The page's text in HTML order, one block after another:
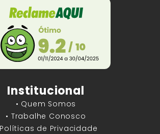
Institucional
• Quem Somos
• Trabalhe Conosco
Políticas de Privacidade